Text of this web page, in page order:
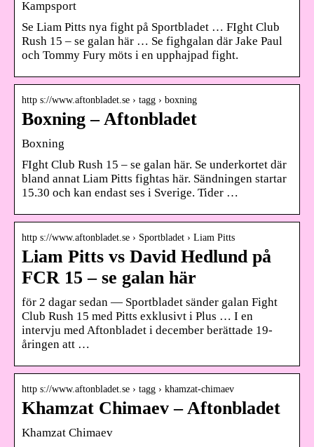
Kampsport
Se Liam Pitts nya fight på Sportbladet … FIght Club
Rush 15 – se galan här … Se fighgalan där Jake Paul
och Tommy Fury möts i en upphajpad fight.
http s://www.aftonbladet.se › tagg › boxning
Boxning – Aftonbladet
Boxning
FIght Club Rush 15 – se galan här. Se underkortet där
bland annat Liam Pitts fightas här. Sändningen startar
15.30 och kan endast ses i Sverige. Tider …
http s://www.aftonbladet.se › Sportbladet › Liam Pitts
Liam Pitts vs David Hedlund på
FCR 15 – se galan här
för 2 dagar sedan — Sportbladet sänder galan Fight
Club Rush 15 med Pitts exklusivt i Plus … I en
intervju med Aftonbladet i december berättade 19-
åringen att …
http s://www.aftonbladet.se › tagg › khamzat-chimaev
Khamzat Chimaev – Aftonbladet
Khamzat Chimaev